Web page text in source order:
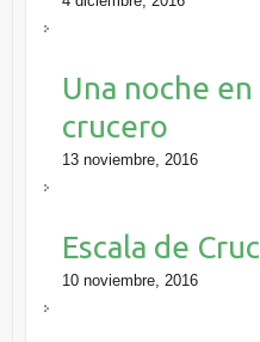
Una noche
crucero
13 noviembre, 2016
Escala de
10 noviembre, 2016